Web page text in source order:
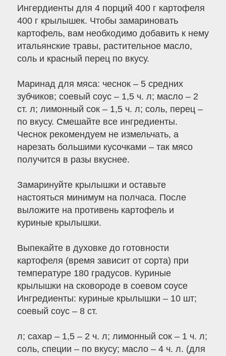
Ингердиенты для 4 порций 400 г картофеля
400 г крылышек. Чтобы замариновать
картофель, вам необходимо добавить к нему
итальянские травы, растительное масло,
соль и красный перец по вкусу.
Маринад для мяса: чеснок – 5 средних
зубчиков; соевый соус – 1,5 ч. л; масло – 2
ст. л; лимонный сок – 1,5 ч. л; соль, перец –
по вкусу. Смешайте все ингредиенты.
Чеснок рекомендуем не измельчать, а
нарезать большими кусочками – так мясо
получится в разы вкуснее.
Замаринуйте крылышки и оставьте
настояться минимум на полчаса. После
выложите на противень картофель и
куриные крылышки.
Выпекайте в духовке до готовности
картофеля (время зависит от сорта) при
температуре 180 градусов. Куриные
крылышки на сковороде в соевом соусе
Ингредиенты: куриные крылышки – 10 шт;
соевый соус – 8 ст.
л; сахар – 1,5 – 2 ч. л; лимонный сок – 1 ч. л;
соль, специи – по вкусу; масло – 4 ч. л. (для